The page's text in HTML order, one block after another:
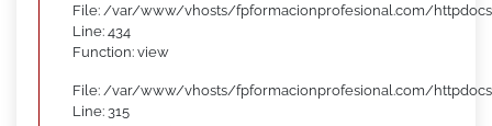
File: /var/www/vhosts/fpformacionprofesional.com/
Line: 434
Function: view
File: /var/www/vhosts/fpformacionprofesional.com/
Line: 315